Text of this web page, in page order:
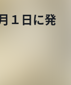
１日に発